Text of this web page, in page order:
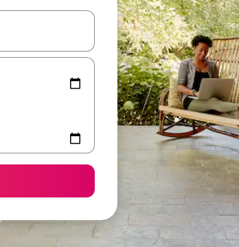
podrás navegar usando las teclas de las